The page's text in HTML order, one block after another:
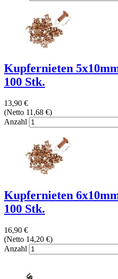
Kupfernieten
100 Stk.
13,90 €
(Netto 11,68 €)
Anzahl
Kupfernieten
100 Stk.
16,90 €
(Netto 14,20 €)
Anzahl